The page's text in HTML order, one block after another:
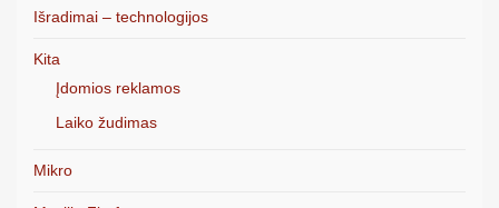
Išradimai – technologijos
Kita
Įdomios reklamos
Laiko žudimas
Mikro